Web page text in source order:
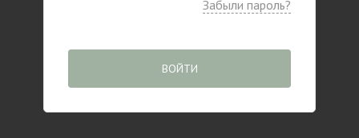
Забыли пароль?
ВОЙТИ